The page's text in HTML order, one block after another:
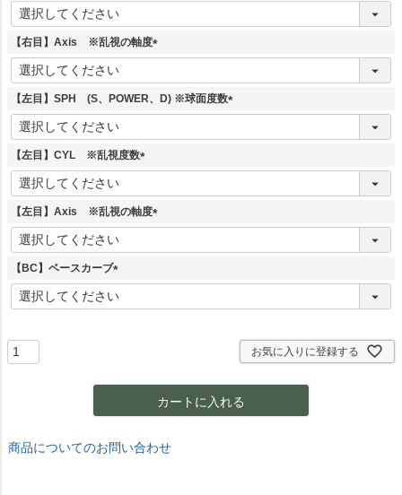
(
須
【右目】Axis ※乱視の軸度
(
須
【左目】SPH (S、POWER、D) ※球面度数
(
【左目】CYL ※乱視度数
(
須
【左目】Axis ※乱視の軸度
(
【BC】ベースカーブ
(
お気に入りに登録する
カートに入れる
商品についてのお問い合わせ